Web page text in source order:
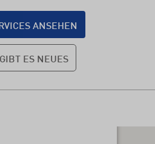
ANSEHEN
ES NEUES